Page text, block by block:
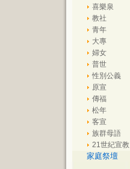
喜樂泉
教社
青年
大專
婦女
普世
性別公義
原宣
傳福
松年
客宣
族群母語
21世紀宣教
家庭祭壇